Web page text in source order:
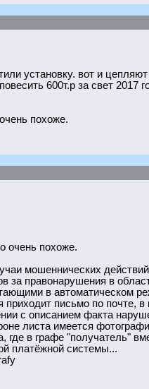
установку. вот и
600т.р за свет 2017
похоже.
очень похоже.
мошеннических
за правонарушения в
в автоматическом
письмо по почте,
с описанием факта
листа имеется
в графе "получатель"
платёжной системы...